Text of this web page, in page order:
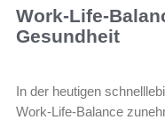
Work-Life-
Gesundheit
In der heutigen
Work-Life-Balance